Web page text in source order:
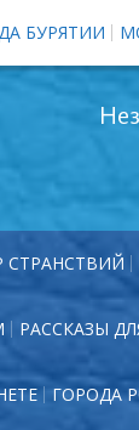
БУРЯТИИ
СТРАНСТВИЙ
РАССКАЗЫ
ГОРОДА